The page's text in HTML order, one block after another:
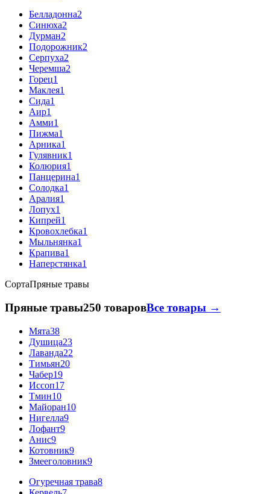
Белладонна2
Синюха2
Дурман2
Подорожник2
Серпуха2
Черемша2
Горец1
Маклея1
Сида1
Аир1
Амми1
Пижма1
Арника1
Гулявник1
Колюрия1
Панцерина1
Солодка1
Аралия1
Лопух1
Кипрей1
Кровохлебка1
Мыльнянка1
Крапива1
Наперстянка1
СортаПряные травы
Пряные травы250 товаровВсе товары →
Мята38
Душица23
Лаванда22
Тимьян20
Чабер19
Иссоп17
Тмин10
Майоран10
Нигелла9
Лофант9
Анис9
Котовник9
Змееголовник9
Огуречная трава8